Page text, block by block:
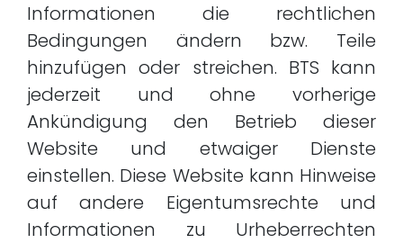
Informationen die rechtlichen
Bedingungen ändern bzw. Teile
hinzufügen oder streichen. BTS kann
jederzeit und ohne vorherige
Ankündigung den Betrieb dieser
Website und etwaiger Dienste
einstellen. Diese Website kann Hinweise
auf andere Eigentumsrechte und
Informationen zu Urheberrechten